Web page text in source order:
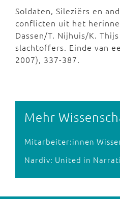
Soldaten, Sileziërs en
conflicten uit het
Dassen/T. Nijhuis/K.
slachtoffers. Einde van
2007), 337-387.
Mehr
Mitarbeiter:innen
Nardiv: United in